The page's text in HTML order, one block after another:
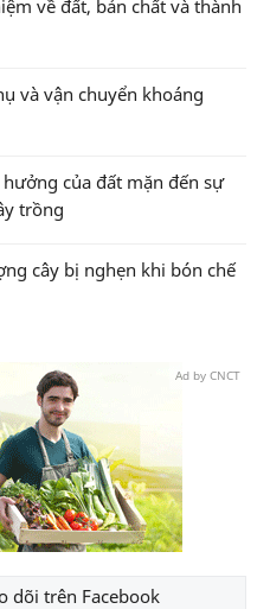
về đất, bản chất và thành
và vận chuyển khoáng
của đất mặn đến sự
trồng
cây bị nghẹn khi bón chế
Ad by CNCT
dõi trên Facebook